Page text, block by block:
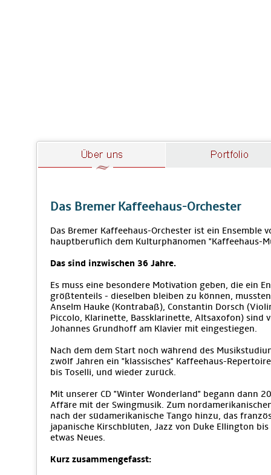
Das Bremer Kaffeehaus-Orchester
Das Bremer Kaffeehaus-Orchester ist ein
hauptberuflich dem Kulturphänomen "Kaffeehaus-
Das sind inzwischen 36 Jahre.
Es muss eine besondere Motivation geben, die ein
größtenteils - dieselben bleiben zu können,
Anselm Hauke (Kontrabaß), Constantin Dorsch
Piccolo, Klarinette, Bassklarinette, Altsaxofon)
Johannes Grundhoff am Klavier mit eingestiegen.
Nach dem dem Start noch während des
zwölf Jahren ein "klassisches" Kaffeehaus-
bis Toselli, und wieder zurück.
Mit unserer CD "Winter Wonderland" begann dann
Affäre mit der Swingmusik. Zum
nach der südamerikanische Tango hinzu, das
japanische Kirschblüten, Jazz von Duke Ellington
etwas Neues.
Kurz zusammengefasst: